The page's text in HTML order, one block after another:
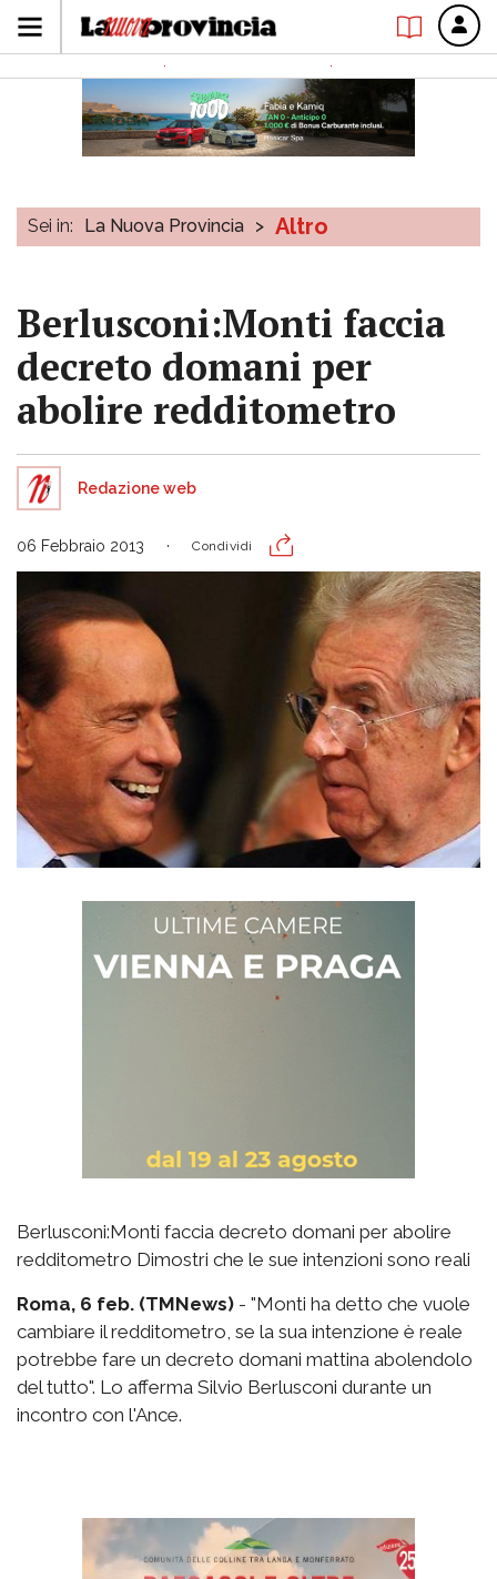
Sei in: La Nuova Provincia > Altro
Berlusconi:Monti faccia
decreto domani per
abolire redditometro
Redazione web
06 Febbraio 2013 Condividi
Berlusconi:Monti faccia decreto domani per abolire
redditometro Dimostri che le sue intenzioni sono reali
Roma, 6 feb. (TMNews) - "Monti ha detto che vuole
cambiare il redditometro, se la sua intenzione è reale
potrebbe fare un decreto domani mattina abolendolo
del tutto". Lo afferma Silvio Berlusconi durante un
incontro con l'Ance.